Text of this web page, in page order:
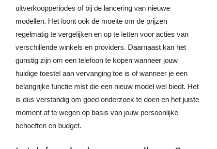
uitverkoopperiodes of bij de lancering van nieuwe
modellen. Het loont ook de moeite om de prijzen
regelmatig te vergelijken en op te letten voor acties van
verschillende winkels en providers. Daarnaast kan het
gunstig zijn om een telefoon te kopen wanneer jouw
huidige toestel aan vervanging toe is of wanneer je een
belangrijke functie mist die een nieuw model wel biedt. Het
is dus verstandig om goed onderzoek te doen en het juiste
moment af te wegen op basis van jouw persoonlijke
behoeften en budget.